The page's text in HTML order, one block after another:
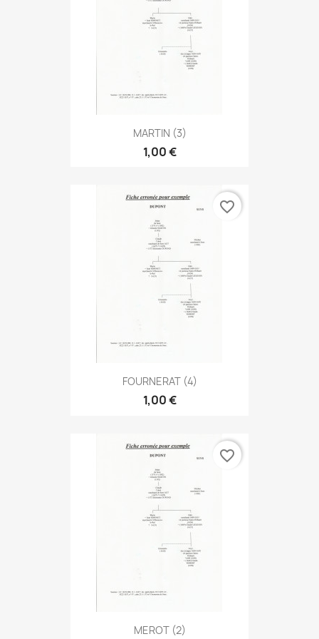
MARTIN (3)
1,00 €
FOURNERAT (4)
1,00 €
favorite_border
MEROT (2)
favorite_border